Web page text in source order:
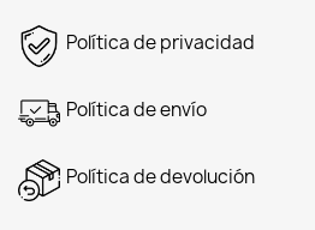
Política de privacidad
Política de envío
Política de devolución